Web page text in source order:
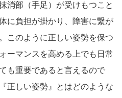
消部（手足）が受けもつこと
に負担が掛かり、障害に繋が
このように正しい姿勢を保つ
ーマンスを高める上でも日常
も重要であると言えるので
正しい姿勢』とはどのような